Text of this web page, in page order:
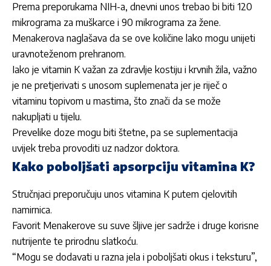
Prema preporukama NIH-a, dnevni unos trebao bi biti 120
mikrograma za muškarce i 90 mikrograma za žene.
Menakerova naglašava da se ove količine lako mogu unijeti
uravnoteženom prehranom.
Iako je vitamin K važan za zdravlje kostiju i krvnih žila, važno
je ne pretjerivati s unosom suplemenata jer je riječ o
vitaminu topivom u mastima, što znači da se može
nakupljati u tijelu.
Prevelike doze mogu biti štetne, pa se suplementacija
uvijek treba provoditi uz nadzor doktora.
Kako poboljšati apsorpciju vitamina K?
Stručnjaci preporučuju unos vitamina K putem cjelovitih
namirnica.
Favorit Menakerove su suve šljive jer sadrže i druge korisne
nutrijente te prirodnu slatkoću.
“Mogu se dodavati u razna jela i poboljšati okus i teksturu”,